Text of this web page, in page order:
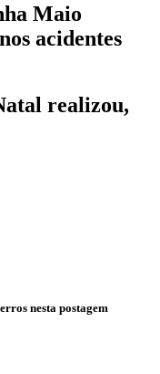
Maio
acidentes
realizou,
nesta postagem